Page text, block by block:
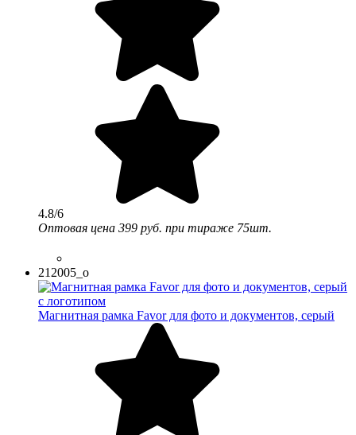
4.8/6
Оптовая цена 399 руб. при тираже 75шт.
212005_o
Магнитная рамка Favor для фото и документов, серый